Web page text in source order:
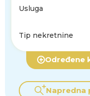
Usluga
Tip nekretnine
Određene
Napredna